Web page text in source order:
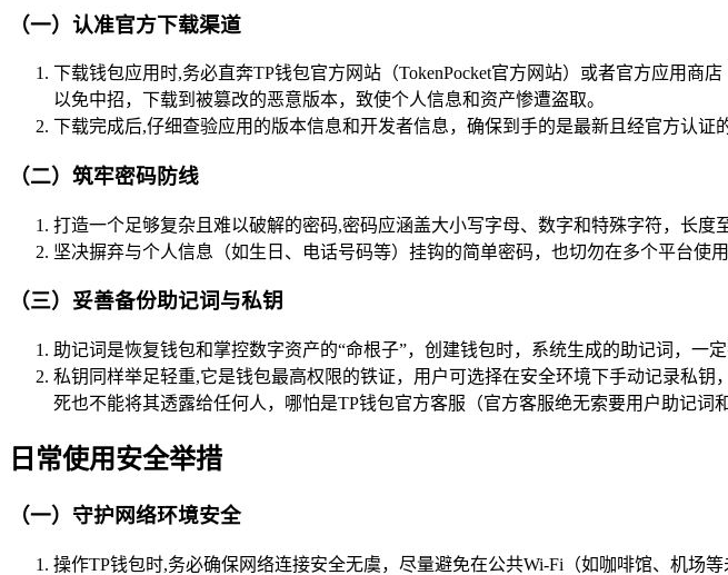
（一）认准官方下载渠道
下载钱包应用时,务必直奔TP钱包官方网站（TokenPocket官方网站）或者官方应用商
以免中招，下载到被篡改的恶意版本，致使个人信息和资产惨遭盗取。
下载完成后,仔细查验应用的版本信息和开发者信息，确保到手的是最新且经官方认证
（二）筑牢密码防线
打造一个足够复杂且难以破解的密码,密码应涵盖大小写字母、数字和特殊字符，长度至
坚决摒弃与个人信息（如生日、电话号码等）挂钩的简单密码，也切勿在多个平台使
（三）妥善备份助记词与私钥
助记词是恢复钱包和掌控数字资产的“命根子”，创建钱包时，系统生成的助记词，一
私钥同样举足轻重,它是钱包最高权限的铁证，用户可选择在安全环境下手动记录私
死也不能将其透露给任何人，哪怕是TP钱包官方客服（官方客服绝无索要用户助记词
日常使用安全举措
（一）守护网络环境安全
操作TP钱包时,务必确保网络连接安全无虞，尽量避免在公共Wi-Fi（如咖啡馆、机场